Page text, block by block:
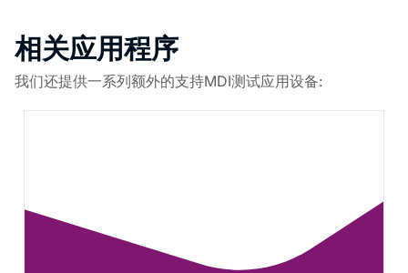
相关应用程序
我们还提供一系列额外的支持MDI测试应用设备: